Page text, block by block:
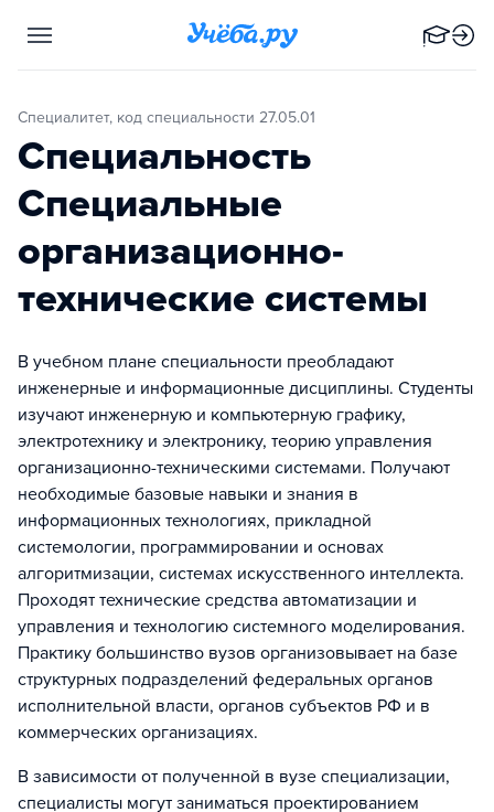
Специалитет, код специальности 27.05.01
Специальность
Специальные
организационно-
технические системы
В учебном плане специальности преобладают
инженерные и информационные дисциплины. Студенты
изучают инженерную и компьютерную графику,
электротехнику и электронику, теорию управления
организационно-техническими системами. Получают
необходимые базовые навыки и знания в
информационных технологиях, прикладной
системологии, программировании и основах
алгоритмизации, системах искусственного интеллекта.
Проходят технические средства автоматизации и
управления и технологию системного моделирования.
Практику большинство вузов организовывает на базе
структурных подразделений федеральных органов
исполнительной власти, органов субъектов РФ и в
коммерческих организациях.
В зависимости от полученной в вузе специализации,
специалисты могут заниматься проектированием